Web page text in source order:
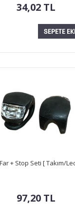
34,02 TL
+ Stop Seti [ Takım/
97,20 TL